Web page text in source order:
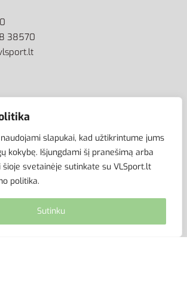
slapukai, kad užtikrintume jums
kokybę. Išjungdami šį pranešimą arba
svetainėje sutinkate su VLSport.lt
politika.
Sutinku
38570